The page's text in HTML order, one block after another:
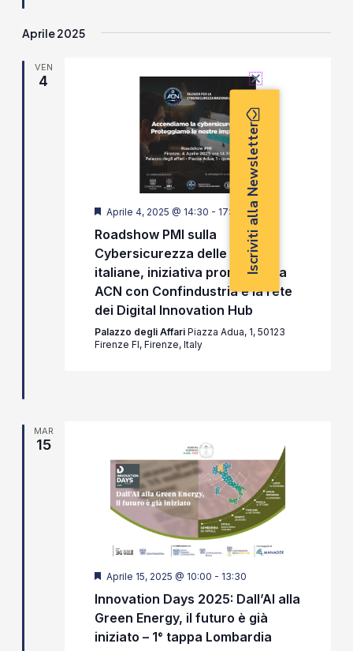
Aprile 2025
VEN
4
Segnalati
Aprile 4, 2025 @ 14:30 - 17:30
Roadshow PMI sulla
Cybersicurezza delle aziende
italiane, iniziativa promossa da
ACN con Confindustria e la rete
dei Digital Innovation Hub
Palazzo degli Affari Piazza Adua, 1, 50123
Firenze FI, Firenze, Italy
MAR
15
Segnalati
Aprile 15, 2025 @ 10:00 - 13:30
Innovation Days 2025: Dall’AI alla
Green Energy, il futuro è già
iniziato – 1° tappa Lombardia
Iscriviti alla Newsletter